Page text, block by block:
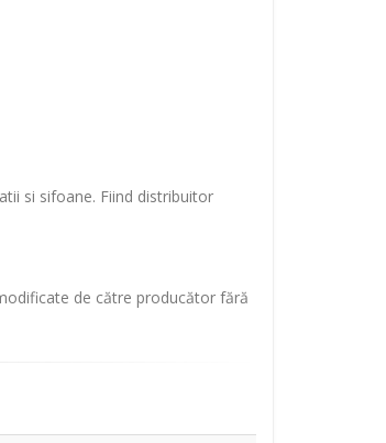
si sifoane. Fiind distribuitor
de către producător fără